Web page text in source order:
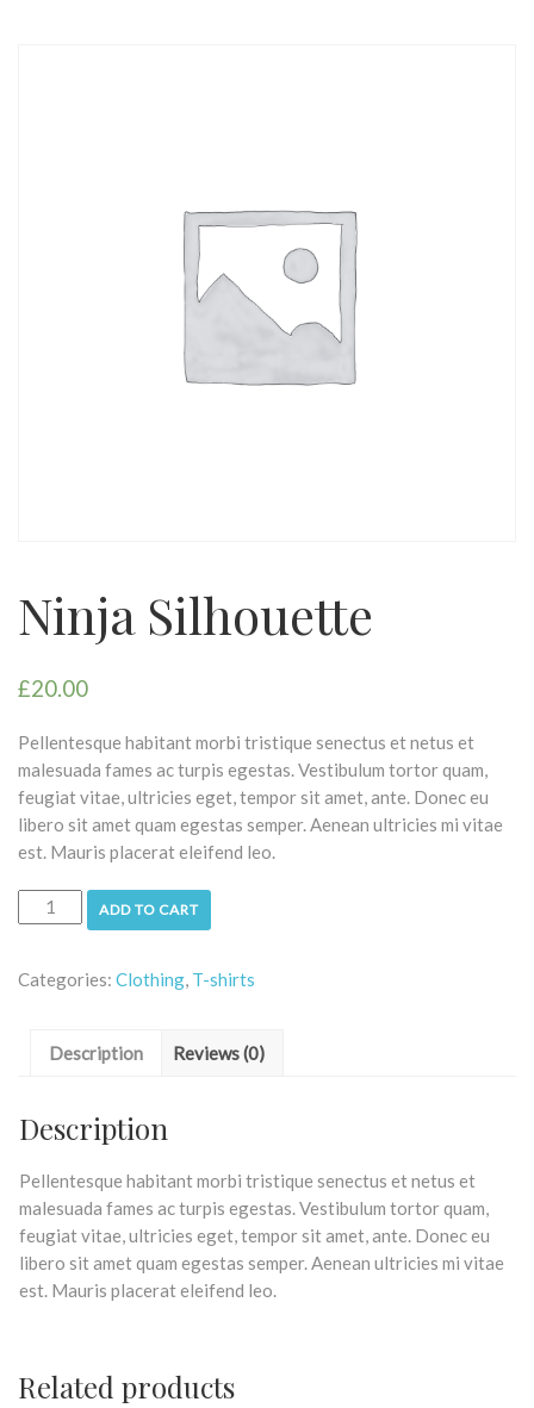
Ninja Silhouette
£20.00
Pellentesque habitant morbi tristique senectus et netus et
malesuada fames ac turpis egestas. Vestibulum tortor quam,
feugiat vitae, ultricies eget, tempor sit amet, ante. Donec eu
libero sit amet quam egestas semper. Aenean ultricies mi vitae
est. Mauris placerat eleifend leo.
ADD TO CART
Categories: Clothing, T-shirts
Description Reviews (0)
Description
Pellentesque habitant morbi tristique senectus et netus et
malesuada fames ac turpis egestas. Vestibulum tortor quam,
feugiat vitae, ultricies eget, tempor sit amet, ante. Donec eu
libero sit amet quam egestas semper. Aenean ultricies mi vitae
est. Mauris placerat eleifend leo.
Related products